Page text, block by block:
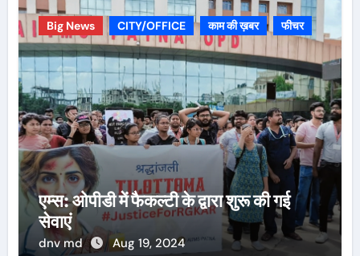
Big News CITY/OFFICE काम की ख़बर फीचर
एम्स: ओपीडी में फैकल्टी के द्वारा शुरू की गई
सेवाएं
dnv md Aug 19, 2024